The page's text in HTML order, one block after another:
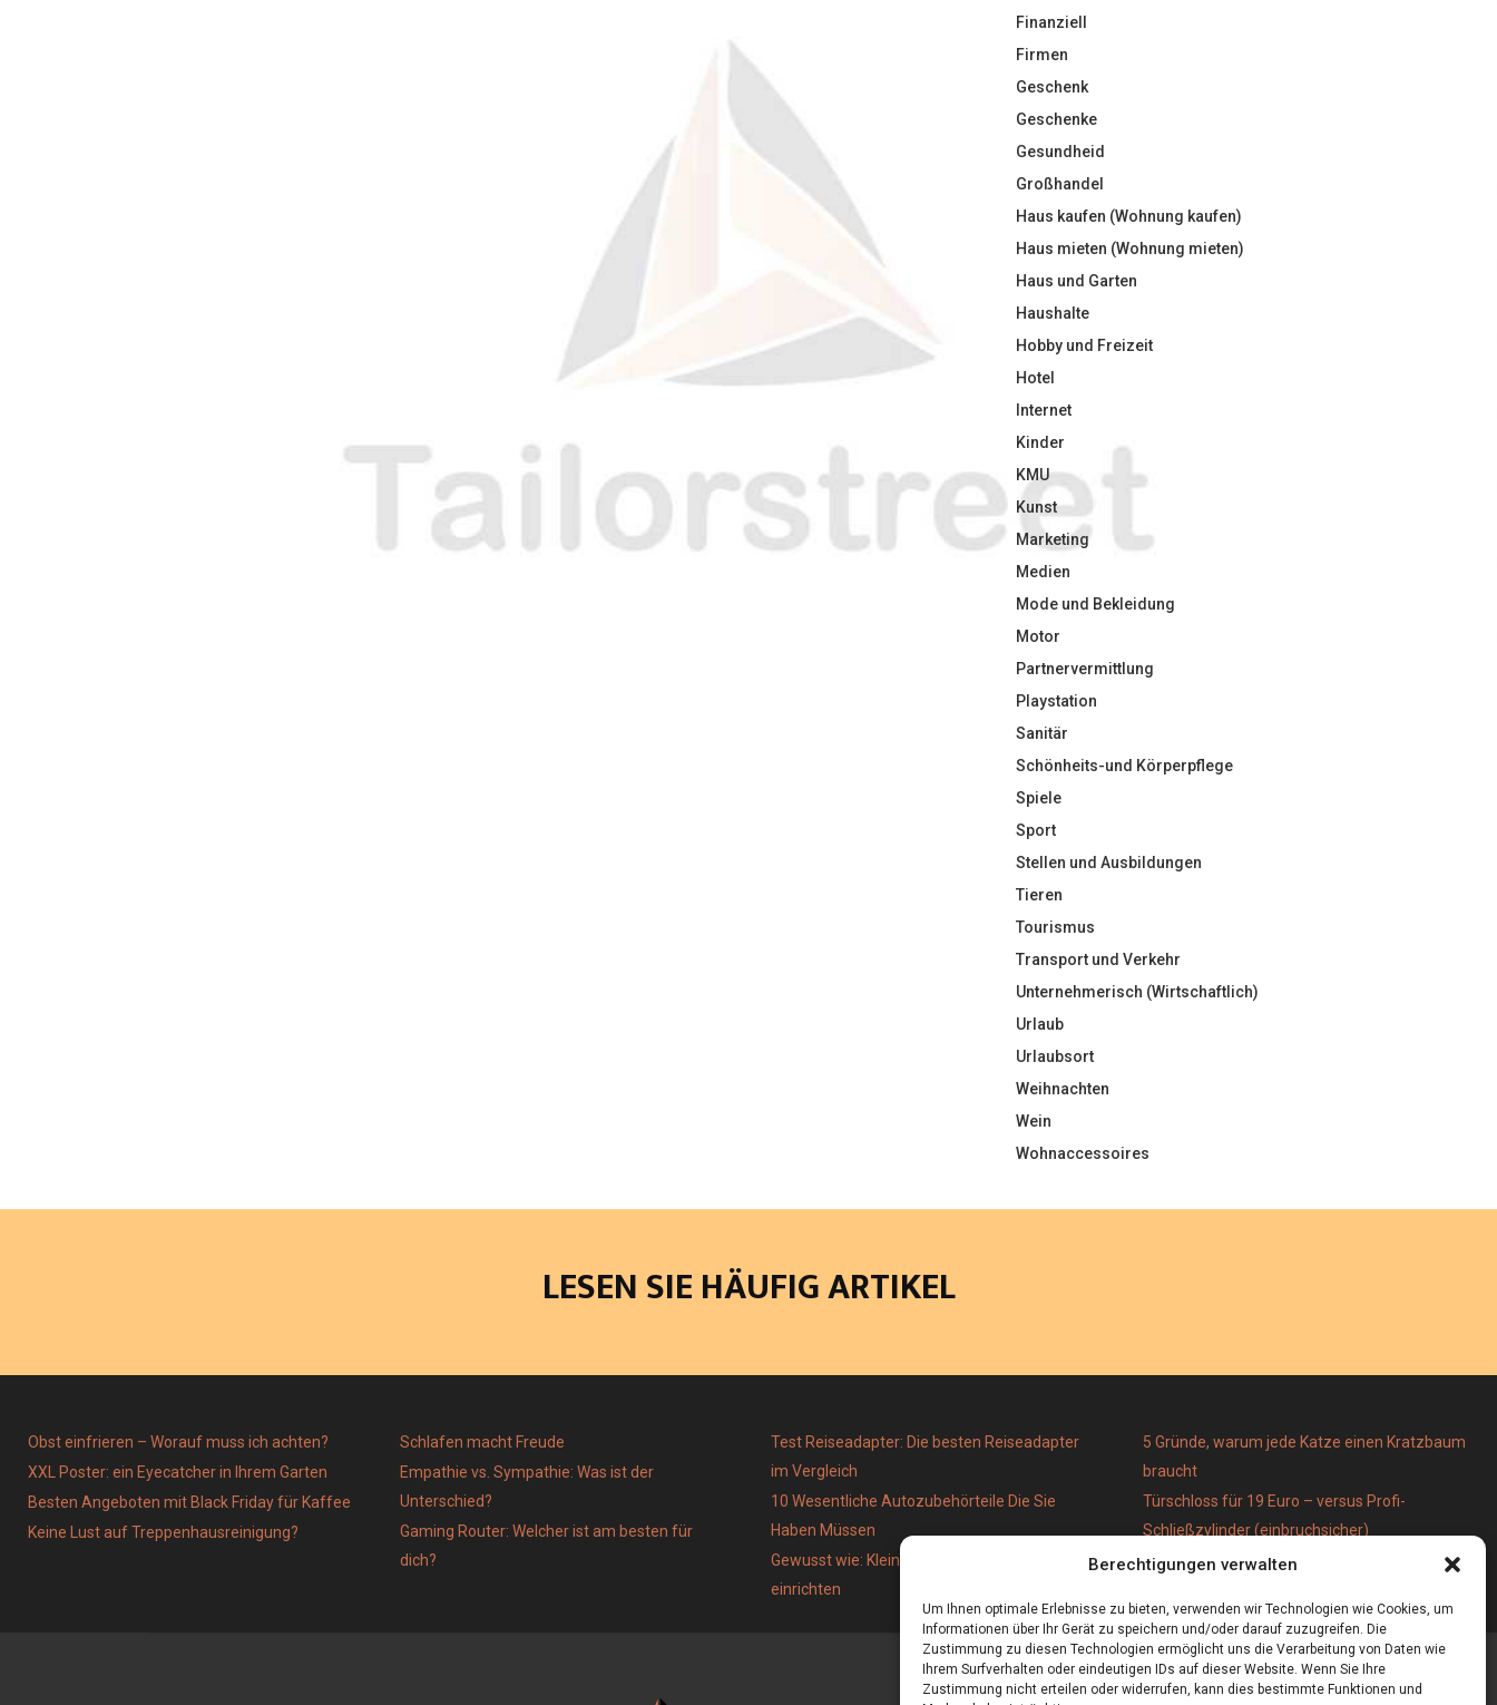
Berechtigungen verwalten
Um Ihnen optimale Erlebnisse zu bieten, verwenden wir Technologien wie Cookies, um
Informationen über Ihr Gerät zu speichern und/oder darauf zuzugreifen. Die
Zustimmung zu diesen Technologien ermöglicht uns die Verarbeitung von Daten wie
Ihrem Surfverhalten oder eindeutigen IDs auf dieser Website. Wenn Sie Ihre
Zustimmung nicht erteilen oder widerrufen, kann dies bestimmte Funktionen und
Finanziell
Firmen
Geschenk
Geschenke
Gesundheid
Großhandel
Haus kaufen (Wohnung kaufen)
Haus mieten (Wohnung mieten)
Haus und Garten
Haushalte
Hobby und Freizeit
Hotel
Internet
Kinder
KMU
Kunst
Marketing
Medien
Mode und Bekleidung
Motor
Partnervermittlung
Playstation
Sanitär
Schönheits-und Körperpflege
Spiele
Sport
Stellen und Ausbildungen
Tieren
Tourismus
Transport und Verkehr
Unternehmerisch (Wirtschaftlich)
Urlaub
Urlaubsort
Weihnachten
Wein
Wohnaccessoires
LESEN SIE HÄUFIG ARTIKEL
Obst einfrieren – Worauf muss ich achten?
XXL Poster: ein Eyecatcher in Ihrem Garten
Besten Angeboten mit Black Friday für Kaffee
Keine Lust auf Treppenhausreinigung?
Schlafen macht Freude
Empathie vs. Sympathie: Was ist der
Unterschied?
Gaming Router: Welcher ist am besten für
dich?
Test Reiseadapter: Die besten Reiseadapter
im Vergleich
10 Wesentliche Autozubehörteile Die Sie
Haben Müssen
Gewusst wie: Kleines Wohnzimmer stilvoll
einrichten
5 Gründe, warum jede Katze einen Kratzbaum
braucht
Türschloss für 19 Euro – versus Profi-
Schließzylinder (einbruchsicher)
Bestecktaschen bedrucken